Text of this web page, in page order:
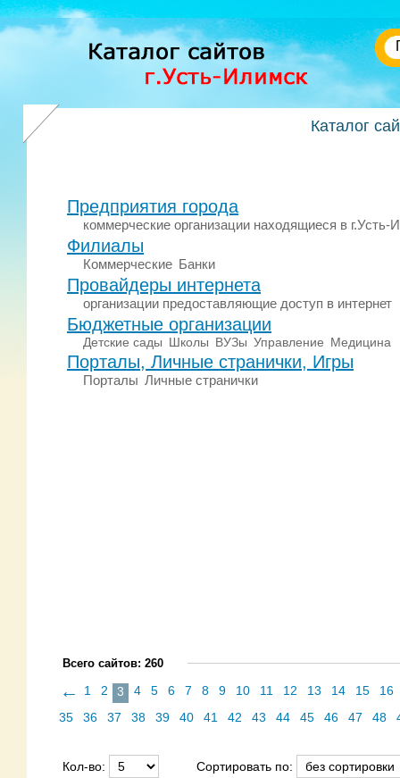
Каталог
Предприятия города
коммерческие организации находящиеся в г.Усть-
Филиалы
Коммерческие Банки
Провайдеры интернета
организации предоставляющие доступ в интернет
Бюджетные организации
Детские сады Школы ВУЗы Управление Медицина
Порталы, Личные странички, Игры
Порталы Личные странички
Всего сайтов: 260
← 1 2 3 4 5 6 7 8 9 10 11 12 13 14 15
16
35
36 37 38 39 40 41 42 43 44 45 46 47 48
Кол-во: Сортировать по: